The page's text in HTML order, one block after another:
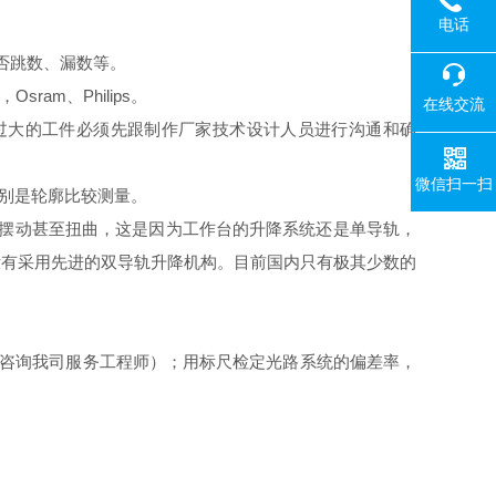
数、漏数等。
、Philips。
的工件必须先跟制作厂家技术设计人员进行沟通和确
轮廓比较测量。
甚至扭曲，这是因为工作台的升降系统还是单导轨，
采用先进的双导轨升降机构。目前国内只有极其少数的
我司服务工程师）；用标尺检定光路系统的偏差率，
电话
在线交流
微信扫一扫